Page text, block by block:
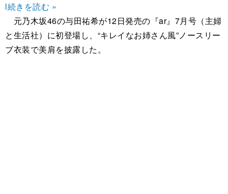
l続きを読む »
元乃木坂46の与田祐希が12日発売の『ar』7月号（主婦
と生活社）に初登場し、“キレイなお姉さん風”ノースリー
ブ衣装で美肩を披露した。